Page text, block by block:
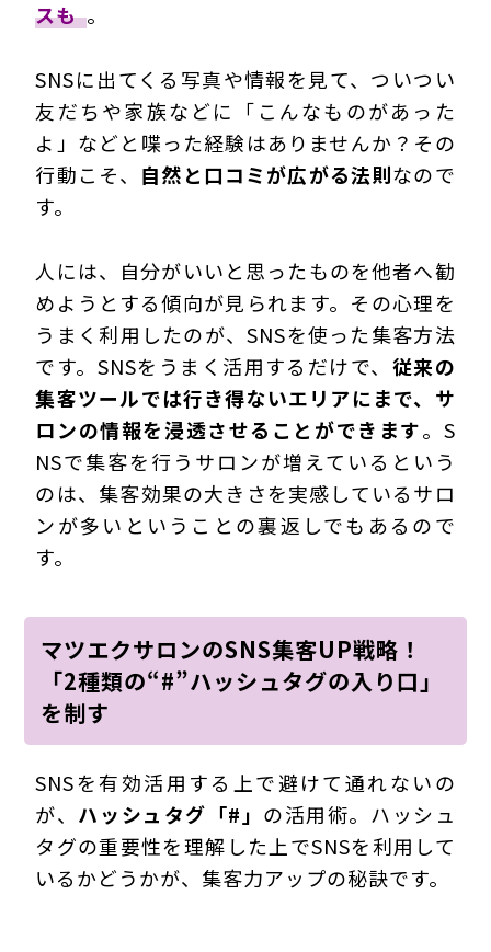
スも 。
SNSに出てくる写真や情報を見て、ついつい
友だちや家族などに「こんなものがあった
よ」などと喋った経験はありませんか？その
行動こそ、 自然と口コミが広がる法則なので
す。
人には、自分がいいと思ったものを他者へ勧
めようとする傾向が見られます。その心理を
うまく利用したのが、SNSを使った集客方法
です。SNSをうまく活用するだけで、 従来の
集客ツールでは行き得ないエリアにまで、サ
ロンの情報を浸透させることができます。S
NSで集客を行うサロンが増えているという
のは、集客効果の大きさを実感しているサロ
ンが多いということの裏返しでもあるので
す。
マツエクサロンのSNS集客UP戦略！
「2種類の“#”ハッシュタグの入り口」
を制す
SNSを有効活用する上で避けて通れないの
が、 ハッシュタグ「#」 の活用術。ハッシュ
タグの重要性を理解した上でSNSを利用して
いるかどうかが、集客力アップの秘訣です。